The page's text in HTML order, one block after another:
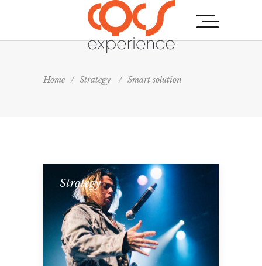
Home / Strategy / Smart solution
Strategy